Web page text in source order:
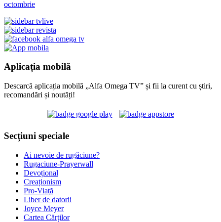
octombrie
Aplicația mobilă
Descarcă aplicația mobilă „Alfa Omega TV” și fii la curent cu știri,
recomandări și noutăți!
Secțiuni speciale
Ai nevoie de rugăciune?
Rugaciune-Prayerwall
Devoțional
Creaționism
Pro-Viață
Liber de datorii
Joyce Meyer
Cartea Cărților